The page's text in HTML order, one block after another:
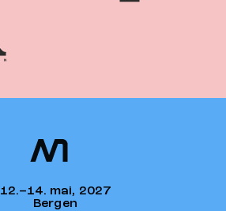
12.–14. mai, 2027
Bergen